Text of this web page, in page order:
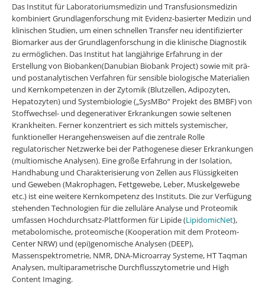
Das Institut für Laboratoriumsmedizin und Transfusionsmedizin
kombiniert Grundlagenforschung mit Evidenz-basierter Medizin und
klinischen Studien, um einen schnellen Transfer neu identifizierter
Biomarker aus der Grundlagenforschung in die klinische Diagnostik
zu ermöglichen. Das Institut hat langjährige Erfahrung in der
Erstellung von Biobanken(Danubian Biobank Project) sowie mit prä-
und postanalytischen Verfahren für sensible biologische Materialien
und Kernkompetenzen in der Zytomik (Blutzellen, Adipozyten,
Hepatozyten) und Systembiologie („SysMBo“ Projekt des BMBF) von
Stoffwechsel- und degenerativer Erkrankungen sowie seltenen
Krankheiten. Ferner konzentriert es sich mittels systemischer,
funktioneller Herangehensweisen auf die zentrale Rolle
regulatorischer Netzwerke bei der Pathogenese dieser Erkrankungen
(multiomische Analysen). Eine große Erfahrung in der Isolation,
Handhabung und Charakterisierung von Zellen aus Flüssigkeiten
und Geweben (Makrophagen, Fettgewebe, Leber, Muskelgewebe
etc.) ist eine weitere Kernkompetenz des Instituts. Die zur Verfügung
stehenden Technologien für die zelluläre Analyse und Proteomik
umfassen Hochdurchsatz-Plattformen für Lipide (LipidomicNet),
metabolomische, proteomische (Kooperation mit dem Proteom-
Center NRW) und (epi)genomische Analysen (DEEP),
Massenspektrometrie, NMR, DNA-Microarray Systeme, HT Taqman
Analysen, multiparametrische Durchflusszytometrie und High
Content Imaging.